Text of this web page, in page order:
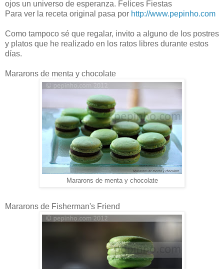
ojos un universo de esperanza. Felices Fiestas
Para ver la receta original pasa por http://www.pepinho.com
Como tampoco sé que regalar, invito a alguno de los postres
y platos que he realizado en los ratos libres durante estos
días.
Mararons de menta y chocolate
Mararons de menta y chocolate
Mararons de Fisherman's Friend